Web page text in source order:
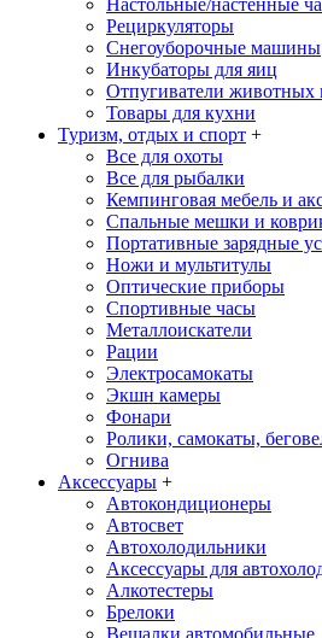
Рециркуляторы
Снегоуборочные машины
Инкубаторы для яиц
Отпугиватели животных
Товары для кухни
Туризм, отдых и спорт +
Все для охоты
Все для рыбалки
Кемпинговая мебель и
Спальные мешки и
Портативные зарядные
Ножи и мультитулы
Оптические приборы
Спортивные часы
Металлоискатели
Рации
Электросамокаты
Экшн камеры
Фонари
Ролики, самокаты,
Огнива
Аксессуары +
Автокондиционеры
Aвтосвет
Автохолодильники
Аксессуары для
Алкотестеры
Брелоки
Вешалки автомобильные